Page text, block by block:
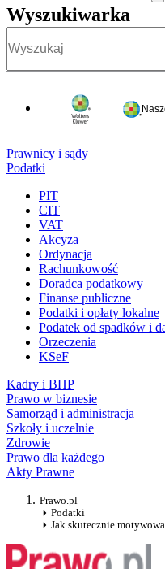
Wyszukiwarka
Prawnicy i sądy
Podatki
PIT
CIT
VAT
Akcyza
Ordynacja
Rachunkowość
Doradca podatkowy
Finanse publiczne
Podatki i opłaty lokalne
Podatek od spadków i
Orzeczenia
KSeF
Kadry i BHP
Prawo w biznesie
Samorząd i administracja
Szkoły i uczelnie
Zdrowie
Prawo dla każdego
Akty Prawne
Prawo.pl
Podatki
Jak skutecznie